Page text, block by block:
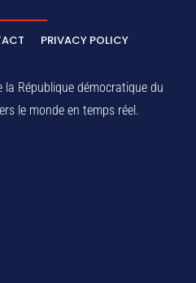
PRIVACY POLICY
République démocratique du
le monde en temps réel.